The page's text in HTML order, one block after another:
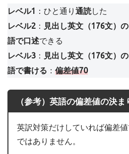
レベル1 ：ひと通り 通読した
レベル2 ： 見出し英文（176文）
語で口述できる
レベル3 ： 見出し英文（176文）の
語で書ける ： 偏差値70
（参考）英語の偏差値の決ま
英訳対策だけしていれば偏差
ではありません。